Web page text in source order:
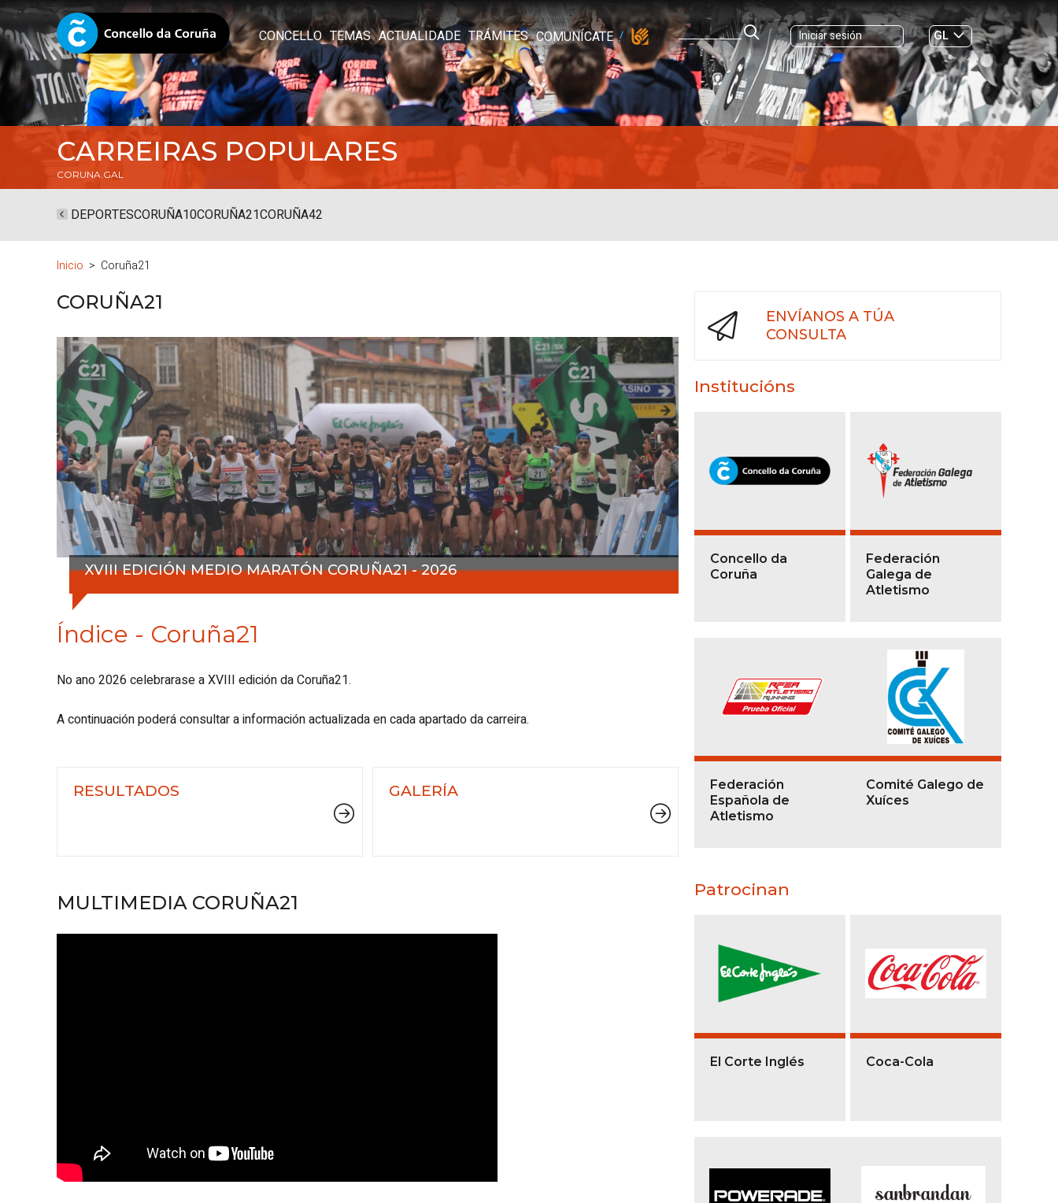
CONCELLO TEMAS ACTUALIDADE TRÁMITES COMUNÍCATE Iniciar sesión
GL
ES|
CARREIRAS POPULARES
CORUNA.GAL
DEPORTESCORUÑA10CORUÑA21CORUÑA42
Inicio Coruña21
CORUÑA21
XVIII EDICIÓN MEDIO MARATÓN CORUÑA21 - 2026
Índice - Coruña21
No ano 2026 celebrarase a XVIII edición da Coruña21.
A continuación poderá consultar a información actualizada en cada apartado da carreira.
RESULTADOS GALERÍA
MULTIMEDIA CORUÑA21
ENVÍANOS A TÚA
CONSULTA
Institucións
Concello da
Coruña
Federación
Galega de
Atletismo
Federación
Española de
Atletismo
Comité Galego de
Xuíces
Patrocinan
El Corte Inglés Coca-Cola